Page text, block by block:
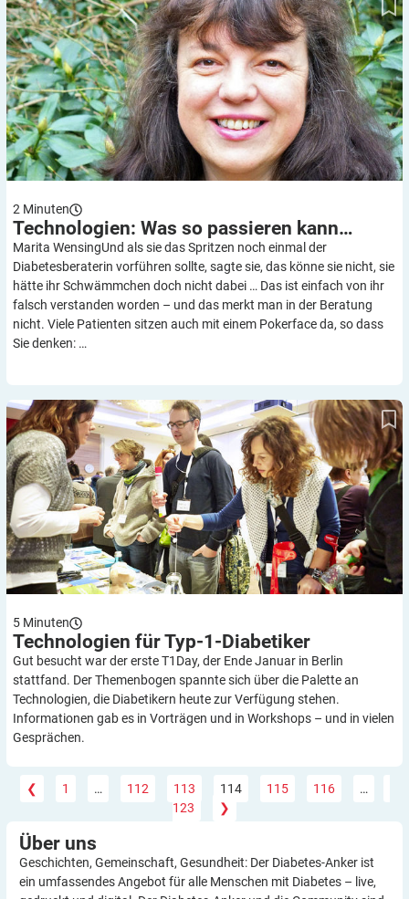
2 Minuten
Technologien: Was so passieren kann…
Marita WensingUnd als sie das Spritzen noch einmal der
Diabetesberaterin vorführen sollte, sagte sie, das könne sie nicht, sie
hätte ihr Schwämmchen doch nicht dabei … Das ist einfach von ihr
falsch verstanden worden – und das merkt man in der Beratung
nicht. Viele Patienten sitzen auch mit einem Pokerface da, so dass
Sie denken: …
Technologien für Typ-1-Diabetiker
5 Minuten
Technologien fürTyp-1-Diabetiker
Gut besucht war der erste T1Day, der Ende Januar in Berlin
stattfand. Der Themenbogen spannte sich über die Palette an
Technologien, die Diabetikern heute zur Verfügung stehen.
Informationen gab es in Vorträgen und in Workshops – und in vielen
Gesprächen.
❮ 1 … 112 113 114 115 116
…
123
❯
Über uns
Geschichten, Gemeinschaft, Gesundheit: Der Diabetes-Anker ist
ein umfassendes Angebot für alle Menschen mit Diabetes – live,